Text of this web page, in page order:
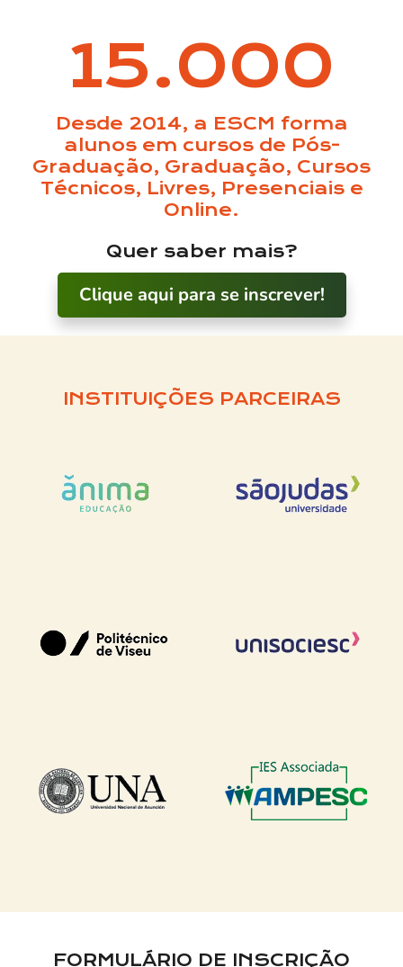
15.000
Desde 2014, a ESCM forma
alunos em cursos de Pós-
Graduação, Graduação, Cursos
Técnicos, Livres, Presenciais e
Online.
Quer saber mais?
Clique aqui para se inscrever!
INSTITUIÇÕES PARCEIRAS
FORMULÁRIO DE INSCRIÇÃO